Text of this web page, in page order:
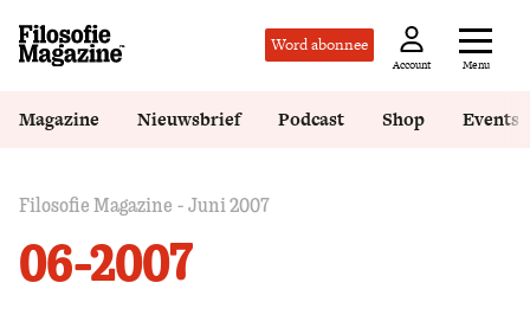
Word abonnee
Account Menu
Magazine Nieuwsbrief Podcast Shop Events
Filosofie Magazine - Juni 2007
06-2007